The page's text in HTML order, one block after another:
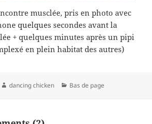
musclée, pris en photo avec
quelques secondes avant la
+ quelques minutes après un pipi
en plein habitat des autres)
Auteur
dancing chicken Catégories
Bas de page